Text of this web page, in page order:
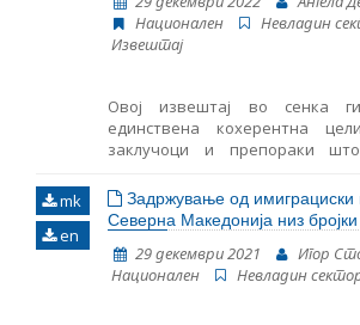
Датум на објавување
Национален
Невладин
Извештај
Овој извештај во сенка
единствена кохерентна
заклучоци и препораки
следењето на областите
23 – Правосудство и темелни
ваков извештај што го
европска политика (ЕПИ) –
предвид коментарите и
невладините организации.
mk
en
Задржување од имиграциски
Северна Македонија низ бројки
29 декември 2021
Игор
Национален
Невладин